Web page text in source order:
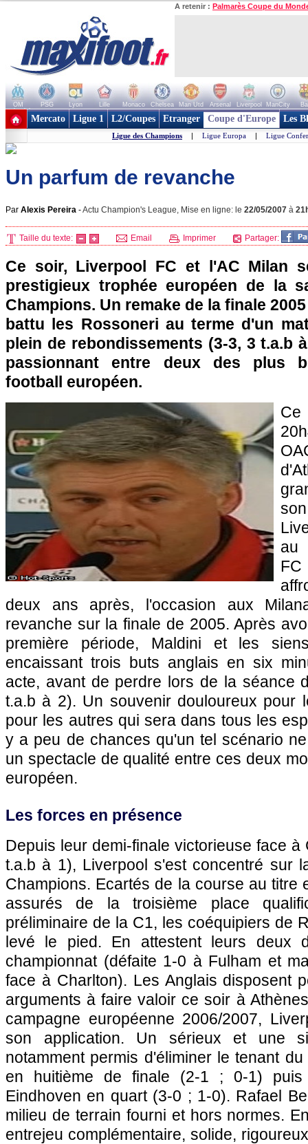
A retenir : Palmarès Coupe du
OM PSG Lyon Lille Monaco Chelsea Man Utd Arsenal Liverpool ManCity
+ de clubs
Mercato Ligue 1 L2/Coupes Etranger Coupe d'Europe Les
Ligue des Champions | Ligue Europa | Ligue
Un parfum de revanche
Par Alexis Pereira -Actu Champion's League, Mise en ligne: le 22/05/2007 à
Taille du texte: Email Imprimer Partager:
Ce soir, Liverpool FC et l'AC Milan
prestigieux trophée européen de la
Champions. Un remake de la finale
battu les Rossoneri au terme d'un
plein de rebondissements (3-3, 3 t.a.b
passionnant entre deux des plus
football européen.
Ce
au
deux ans après, l'occasion aux
revanche sur la finale de 2005. Après
première période, Maldini et les
encaissant trois buts anglais en six
acte, avant de perdre lors de la séance
t.a.b à 2). Un souvenir douloureux pour
pour les autres qui sera dans tous les
y a peu de chances qu'un tel scénario
un spectacle de qualité entre ces deux
européen.
Les forces en présence
Depuis leur demi-finale victorieuse face
t.a.b à 1), Liverpool s'est concentré sur
Champions. Ecartés de la course au titre
assurés de la troisième place
préliminaire de la C1, les coéquipiers de
levé le pied. En attestent leurs deux
championnat (défaite 1-0 à Fulham et
face à Charlton). Les Anglais disposent
arguments à faire valoir ce soir à
campagne européenne 2006/2007,
son application. Un sérieux et une
notamment permis d'éliminer le tenant
en huitième de finale (2-1 ; 0-1)
Eindhoven en quart (3-0 ; 1-0). Rafael
milieu de terrain fourni et hors normes.
entrejeu complémentaire, solide,